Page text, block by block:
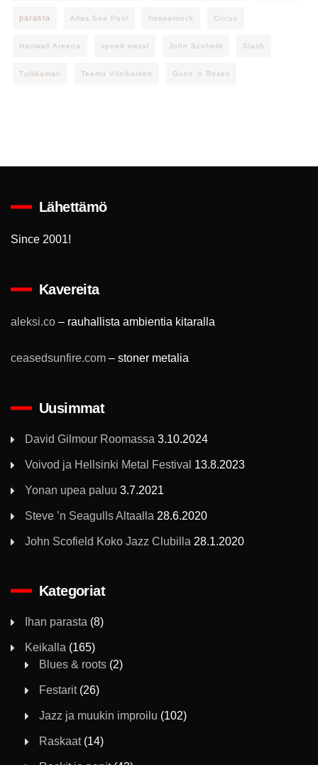
parasta Allas Sea Pool Ilosaarirock Circus
Hartwall Areena speed metal John Scofield Slash
Tullikamari Teemu Viinikainen Guns 'n Roses
Lähettämö
Since 2001!
Kavereita
aleksi.co – rauhallista ambientia kitaralla
ceasedsunfire.com – stoner metalia
Uusimmat
David Gilmour Roomassa 3.10.2024
Voivod ja Hellsinki Metal Festival 13.8.2023
Yonan upea paluu 3.7.2021
Steve ’n Seagulls Altaalla 28.6.2020
John Scofield Koko Jazz Clubilla 28.1.2020
Kategoriat
Ihan parasta (8)
Keikalla (165)
Blues & roots (2)
Festarit(26)
Jazz ja muukin improilu (102)
Raskaat(14)